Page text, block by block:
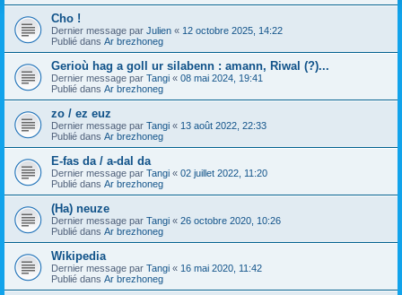
Cho !
Dernier message par Julien « 12 octobre 2025, 14:22
Publié dans Ar brezhoneg
Gerioù hag a goll ur silabenn : amann, Riwal (?)...
Dernier message par Tangi « 08 mai 2024, 19:41
Publié dans Ar brezhoneg
zo / ez euz
Dernier message par Tangi « 13 août 2022, 22:33
Publié dans Ar brezhoneg
E-fas da / a-dal da
Dernier message par Tangi « 02 juillet 2022, 11:20
Publié dans Ar brezhoneg
(Ha) neuze
Dernier message par Tangi « 26 octobre 2020, 10:26
Publié dans Ar brezhoneg
Wikipedia
Dernier message par Tangi « 16 mai 2020, 11:42
Publié dans Ar brezhoneg